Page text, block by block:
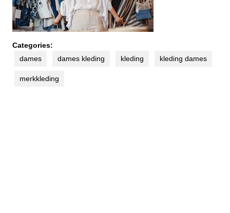
Categories:
dames
dames kleding kleding kleding dames
merkkleding